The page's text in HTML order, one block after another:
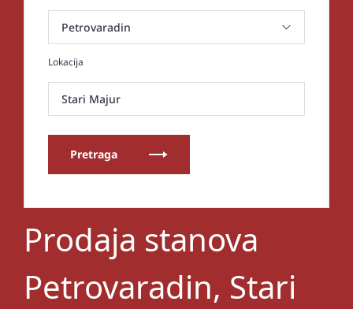
Lokacija
Stari Majur
Pretraga
Prodaja stanova
Petrovaradin, Stari